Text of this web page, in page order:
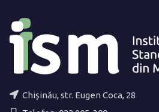
Chișinău, str. Eugen Coca, 28